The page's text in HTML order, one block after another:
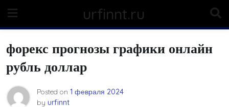
content
urfinnt.ru
форекс прогнозы графики онлайн
рубль доллар
Posted on 1 февраля 2024
by urfinnt